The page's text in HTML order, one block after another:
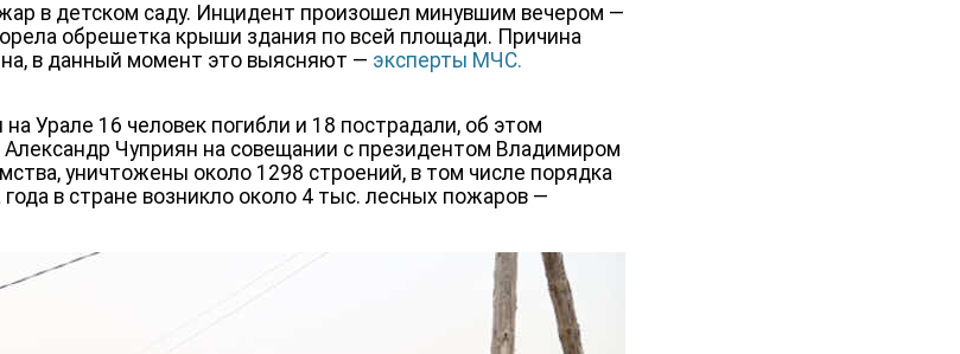
в детском саду. Инцидент произошел минувшим вечером —
обрешетка крыши здания по всей площади. Причина
в данный момент это выясняют — эксперты МЧС.
Урале 16 человек погибли и 18 пострадали, об этом
Чуприян на совещании с президентом Владимиром
уничтожены около 1298 строений, в том числе порядка
в стране возникло около 4 тыс. лесных пожаров —